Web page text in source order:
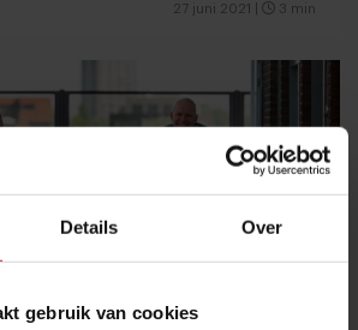
Details Over
gebruik van cookies
27 juni 2021 3 min